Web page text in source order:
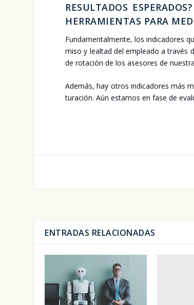
RESUL­TA­DOS
HERRA­MIEN­TAS PARA
Fun­da­men­tal­men­te, los indi­ca­do­res
mi­so y leal­tad del emplea­do a tra­vés
de rota­ción de los ase­so­res de
Ade­más, hay otros indi­ca­do­res más
tu­ra­ción. Aún esta­mos en fase de
ENTRADAS RELACIONADAS